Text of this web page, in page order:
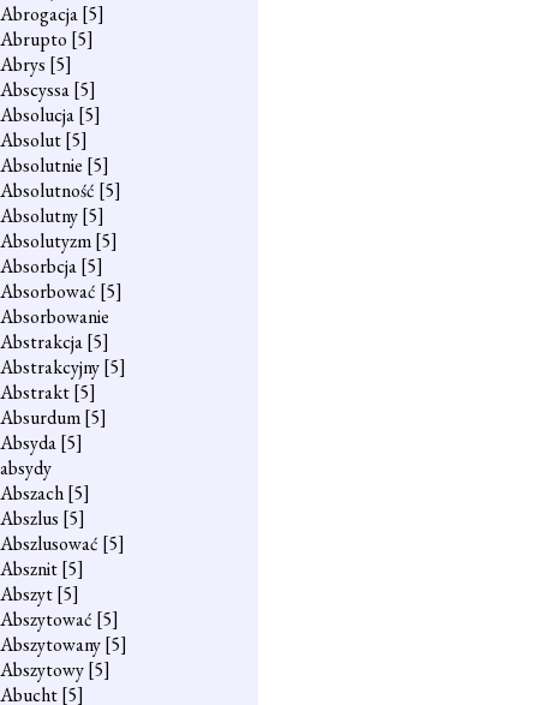
Abrogacja[5]
Abrupto [5]
Abrys [5]
Abscyssa[5]
Absolucja[5]
Absolut[5]
Absolutnie [5]
Absolutność [5]
Absolutny[5]
Absolutyzm[5]
Absorbcja[5]
Absorbować [5]
Absorbowanie
Abstrakcja[5]
Abstrakcyjny[5]
Abstrakt[5]
Absurdum[5]
Absyda[5]
absydy
Abszach[5]
Abszlus [5]
Abszlusować [5]
Absznit[5]
Abszyt[5]
Abszytować [5]
Abszytowany[5]
Abszytowy[5]
Abucht[5]